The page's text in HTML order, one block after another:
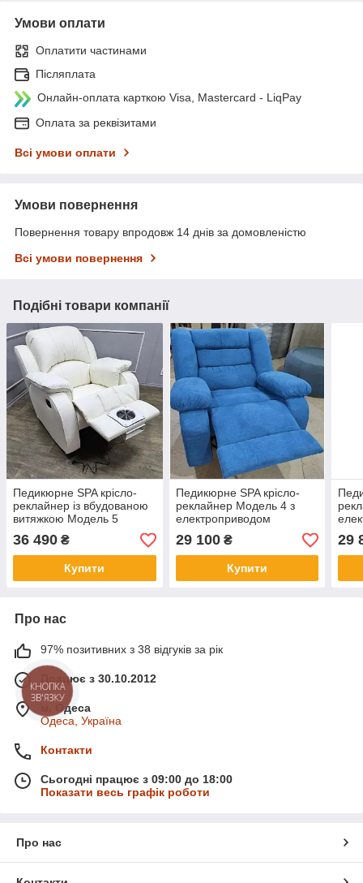
Умови оплати
Оплатити частинами
Післяплата
Онлайн-оплата карткою Visa, Mastercard - LiqPay
Оплата за реквізитами
Всі умови оплати
Умови повернення
Повернення товару впродовж 14 днів за домовленістю
Всі умови повернення
Подібні товари компанії
Педикюрне SPA крісло-
реклайнер із вбудованою
витяжкою Модель 5
36 490 ₴
Купити
Педикюрне SPA крісло-
реклайнер Модель 4 з
електроприводом
29 100₴
Купити
29
Про нас
97% позитивних з 38 відгуків за рік
Працює з 30.10.2012
м. Одеса
Одеса, Україна
Контакти
Сьогодні працює з 09:00 до 18:00
Показати весь графік роботи
Про нас
КНОПКА
ЗВ'ЯЗКУ